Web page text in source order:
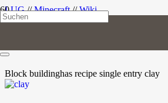
LUG//Minecraft//Wiki
Block buildinghas recipe single entry clay